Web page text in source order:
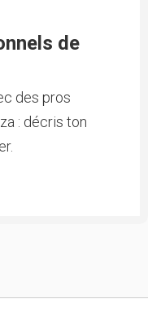
de
des pros
: décris ton